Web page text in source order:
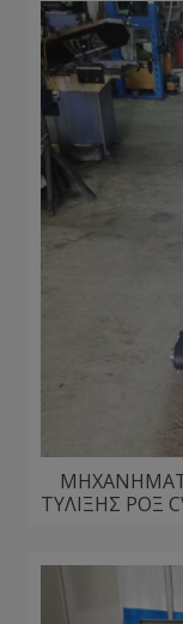
ΤΥΛΙΞΗΣ ΡΟΞ